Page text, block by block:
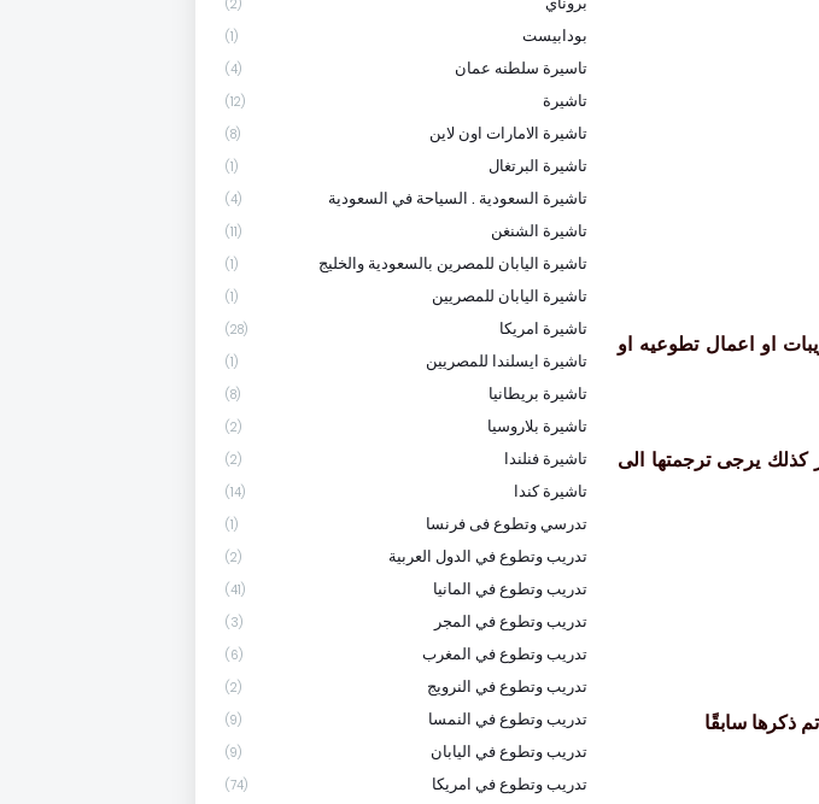
او اعمال تطوعيه او
كذلك يرجى ترجمتها الى
ذكرها سابقًا
(2)
بودابيست (1)
تاسيرة سلطنه عمان (4)
تاشيرة (12)
تاشيرة الامارات اون لاين (8)
تاشيرة البرتغال (1)
تاشيرة السعودية . السياحة في السعودية (4)
تاشيرة الشنغن (11)
تاشيرة اليابان للمصرين بالسعودية والخليج (1)
تاشيرة اليابان للمصريين (1)
تاشيرة امريكا (28)
تاشيرة ايسلندا للمصريين (1)
تاشيرة بريطانيا (8)
تاشيرة بلاروسيا (2)
تاشيرة فنلندا (2)
تاشيرة كندا (14)
تدرسي وتطوع فى فرنسا (1)
تدريب وتطوع في الدول العربية (2)
تدريب وتطوع في المانيا (41)
تدريب وتطوع في المجر (3)
تدريب وتطوع في المغرب (6)
تدريب وتطوع في النرويج (2)
تدريب وتطوع في النمسا (9)
تدريب وتطوع في اليابان (9)
تدريب وتطوع في امريكا (74)